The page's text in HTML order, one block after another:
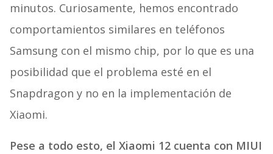
minutos. Curiosamente, hemos encontrado
comportamientos similares en teléfonos
Samsung con el mismo chip, por lo que es una
posibilidad que el problema esté en el
Snapdragon y no en la implementación de
Xiaomi.
Pese a todo esto, el Xiaomi 12 cuenta con MIUI